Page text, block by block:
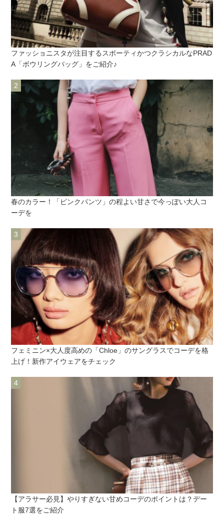
ファッショニスタが注目するスポーティかつクラシカルなPRAD
A「ボウリングバッグ」をご紹介♪
春のカラー！「ピンクパンツ」の程よい甘さで今っぽい大人コ
ーデを
フェミニン×大人度高めの「Chloe」のサングラスでコーデを格
上げ！新作アイウェアをチェック
【アラサー必見】やりすぎない甘めコーデのポイントは？デー
ト服7選をご紹介